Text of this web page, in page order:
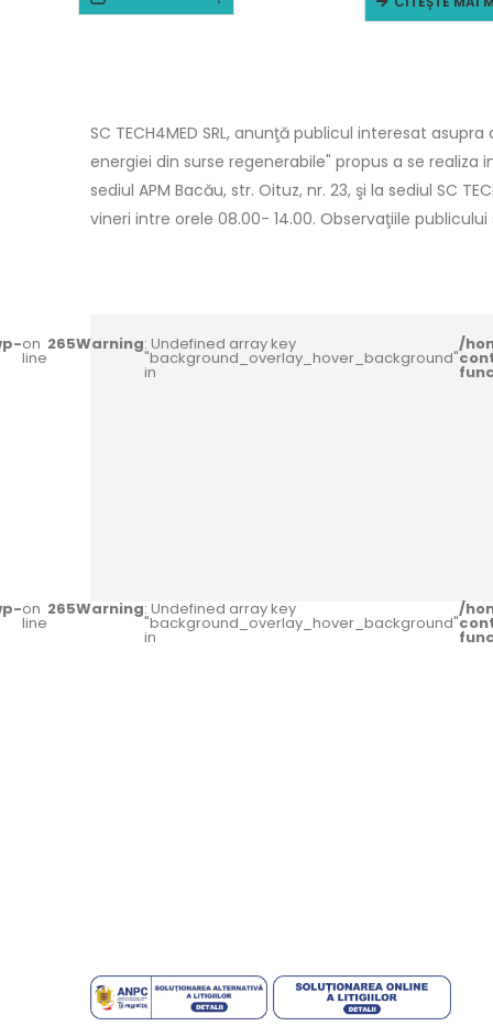
SC TECH4MED SRL, anunţă publicul interesat
energiei din surse regenerabile" propus a se
sediul APM Bacău, str. Oituz, nr. 23, şi la sediul SC
vineri intre orele 08.00- 14.00. Observaţiile
on
line
265Warning: Undefined array key
"background_overlay_hover_background"
in
/
on
line
265Warning: Undefined array key
"background_overlay_hover_background"
in
/